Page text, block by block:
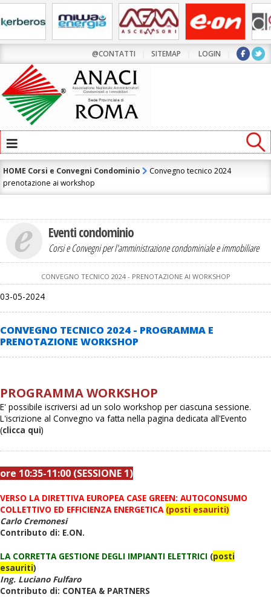
@CONTATTI SITEMAP LOGIN
≡
HOME Corsi e Convegni Condominio
Convegno tecnico 2024
prenotazione ai workshop
Eventi condominio
Corsi e Convegni per l'amministrazione condominiale e immobiliare
CONVEGNO TECNICO 2024 - PRENOTAZIONE AI WORKSHOP
03-05-2024
CONVEGNO TECNICO 2024 - PROGRAMMA E
PRENOTAZIONE WORKSHOP
PROGRAMMA WORKSHOP
E' possibile iscriversi ad un solo workshop per ciascuna sessione.
L'iscrizione al Convegno va fatta nella pagina dedicata all'Evento
(clicca qui)
ore 10:35-11:00 (SESSIONE 1)
VERSO LA DIRETTIVA EUROPEA CASE GREEN: AUTOCONSUMO
COLLETTIVO ED EFFICIENZA ENERGETICA (posti esauriti)
Carlo Cremonesi
Contributo di: E.ON.
LA CORRETTA GESTIONE DEGLI IMPIANTI ELETTRICI (posti
esauriti)
Ing. Luciano Fulfaro
Contributo di: CONTEA & PARTNERS